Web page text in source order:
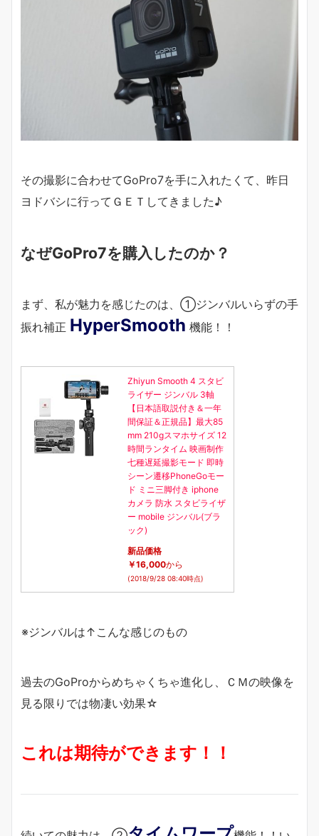
その撮影に合わせてGoPro7を手に入れたくて、昨日
ヨドバシに行ってＧＥＴしてきました♪
なぜGoPro7を購入したのか？
まず、私が魅力を感じたのは、①ジンバルいらずの手
振れ補正 HyperSmooth 機能！！
Zhiyun Smooth 4 スタビ
ライザー ジンバル 3軸
【日本語取説付き＆一年
間保証＆正規品】最大85
mm 210gスマホサイズ 12
時間ランタイム 映画制作
七種遅延撮影モード 即時
シーン遷移PhoneGoモー
ド ミニ三脚付き iphone
カメラ 防水 スタビライザ
ー mobile ジンバル(ブラ
ック)
新品価格
￥16,000から
(2018/9/28 08:40時点)
※ジンバルは↑こんな感じのもの
過去のGoProからめちゃくちゃ進化し、ＣＭの映像を
見る限りでは物凄い効果☆
これは期待ができます！！